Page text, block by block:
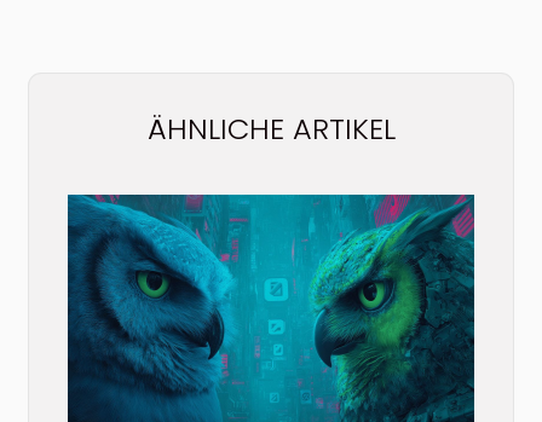
ÄHNLICHE ARTIKEL